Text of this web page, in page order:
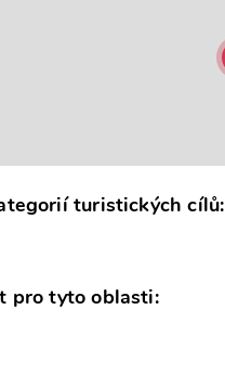
turistických cílů:
pro tyto oblasti: